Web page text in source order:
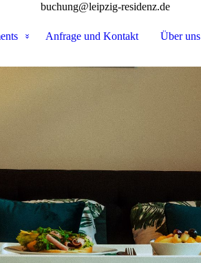
buchung@leipzig-residenz.de
Anfrage und Kontakt Über uns